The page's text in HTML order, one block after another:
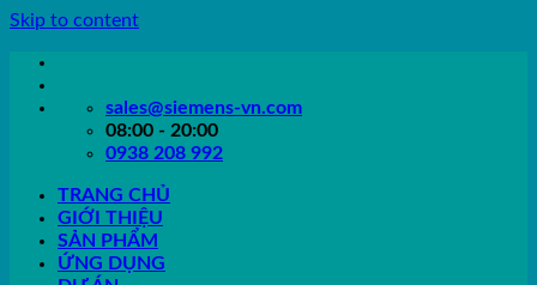
Skip to content
sales@siemens-vn.com
08:00 - 20:00
0938 208 992
TRANG CHỦ
GIỚI THIỆU
SẢN PHẨM
ỨNG DỤNG